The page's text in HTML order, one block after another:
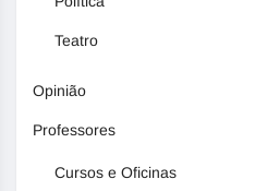
Teatro
Opinião
Professores
Cursos e Oficinas